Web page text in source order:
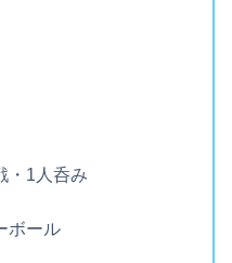
・1人呑み
ボール